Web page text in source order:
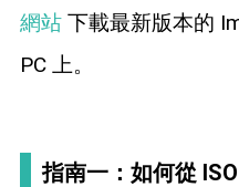
網站下載最新版本的
PC 上。
指南一：如何從